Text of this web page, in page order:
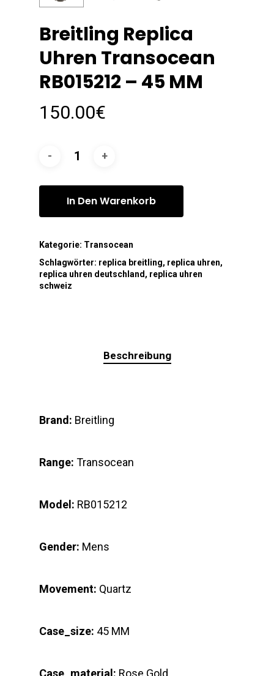
Breitling Replica
Uhren Transocean
RB015212 – 45 MM
150.00€
In Den Warenkorb
Kategorie: Transocean
Schlagwörter: replica breitling, replica uhren,
replica uhren deutschland , replica uhren
schweiz
Beschreibung
Brand: Breitling
Range: Transocean
Model: RB015212
Gender: Mens
Movement: Quartz
Case_size: 45 MM
Case_material: Rose Gold